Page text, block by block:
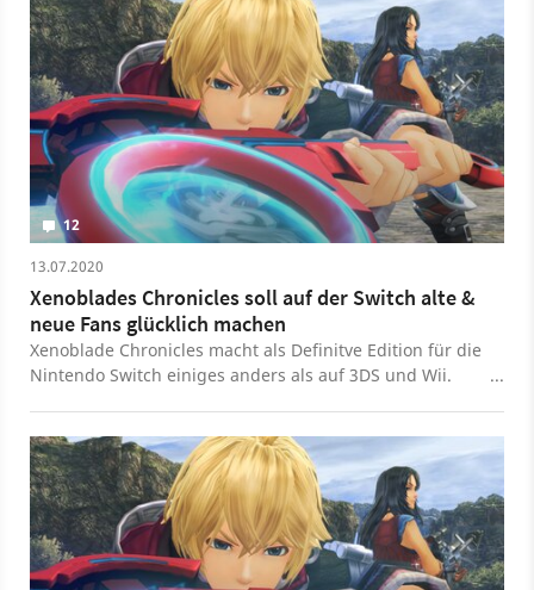
12
13.07.2020
Xenoblades Chronicles soll auf der Switch alte &
neue Fans glücklich machen
Xenoblade Chronicles macht als Definitve Edition für die
Nintendo Switch einiges anders als auf 3DS und Wii.